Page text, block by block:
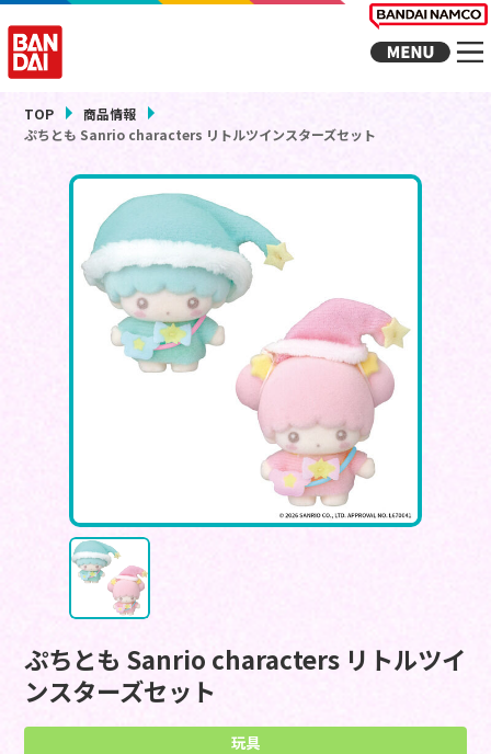
TOP
商品情報
ぷちとも Sanrio characters リトルツインスターズセット
ぷちとも Sanrio characters リトルツイ
ンスターズセット
玩具